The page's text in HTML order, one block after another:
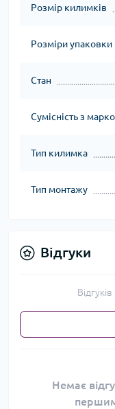
Розмір килимків
Розміри упаковки
Стан
Сумісність з
Тип килимка
Тип монтажу
Відгуки
Немає